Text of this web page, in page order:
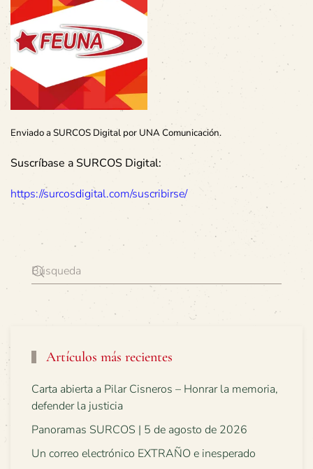
Enviado a SURCOS Digital por UNA Comunicación.
Suscríbase a SURCOS Digital:
https://surcosdigital.com/suscribirse/
Artículos más recientes
Carta abierta a Pilar Cisneros – Honrar la memoria,
defender la justicia
Panoramas SURCOS | 5 de agosto de 2026
Un correo electrónico EXTRAÑO e inesperado